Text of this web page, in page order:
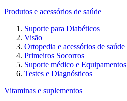
Produtos e acessórios de saúde
Suporte para Diabéticos
Visão
Ortopedia e acessórios de saúde
Primeiros Socorros
Suporte médico e Equipamentos
Testes e Diagnósticos
Vitaminas e suplementos